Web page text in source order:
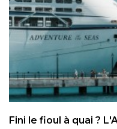
Fini le fioul à quai ?